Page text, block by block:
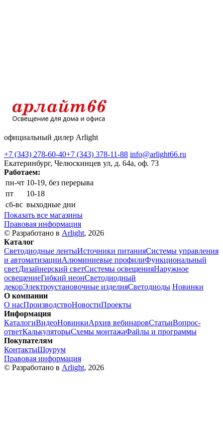
официальный дилер Arlight
+7 (343) 278-60-40+7 (343) 378-11-88 info@arlight66.ru
Екатеринбург, Челюскинцев ул, д. 64а, оф. 73
Работаем:
пн-чт 10-19, без перерыва
пт
10-18
сб-вс выходные дни
Показать все магазины
Правовая информация
© Разработано в Arlight, 2026
Каталог
Светодиодные лентыИсточники питанияСистемы управления
и автоматизацииАлюминиевые профилиФункциональный
светДизайнерский светСистемы освещенияНаружное
освещениеГибкий неонСветодиодный
декорЭлектроустановочные изделияСветодиоды Новинки
О компании
О насПроизводствоНовостиПроекты
Информация
КаталогиВидеоНовинкиАрхив вебинаровСтатьиВопрос-
ответКалькуляторыСхемы монтажаФайлы и программы
Покупателям
КонтактыШоурум
Правовая информация
© Разработано в Arlight, 2026